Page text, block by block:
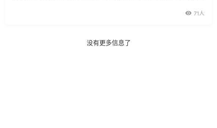
20个摊位、临街铺面15个、柜台27个、休闲厅一个；二楼服装城有成衣摊
71人
没有更多信息了